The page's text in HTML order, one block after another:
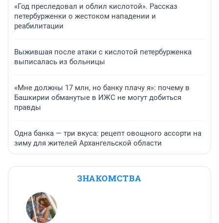
«Год преследовал и облил кислотой». Рассказ
петербурженки о жестоком нападении и
реабилитации
Выжившая после атаки с кислотой петербурженка
выписалась из больницы
«Мне должны 17 млн, но банку плачу я»: почему в
Башкирии обманутые в ИЖС не могут добиться
правды
Одна банка — три вкуса: рецепт овощного ассорти на
зиму для жителей Архангельской области
ЗНАКОМСТВА